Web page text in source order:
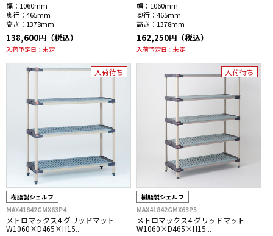
幅： 1060mm
奥行： 465mm
高さ： 1378mm
138,600円（税込）
入荷予定日： 未定
幅： 1060mm
奥行： 465mm
高さ： 1378mm
162,250円（税込）
入荷予定日： 未定
入荷待ち
樹脂製シェルフ
MAX41842GMX63P4
メトロマックス4 グリッドマット
W1060×D465×H15...
入荷待ち
樹脂製シェルフ
MAX41842GMX63P5
メトロマックス4 グリッドマット
W1060×D465×H15...